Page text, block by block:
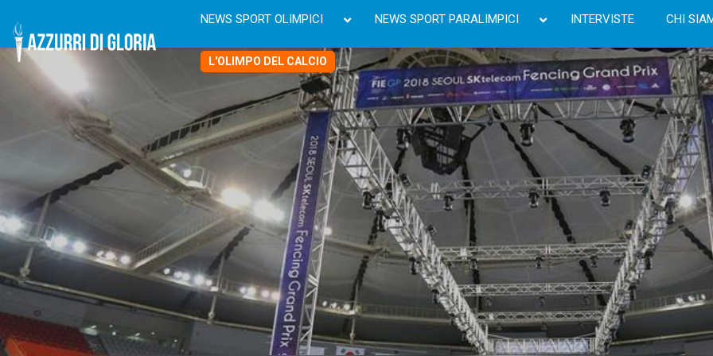
NEWS SPORT OLIMPICI NEWS SPORT PARALIMPICI INTERVISTE CHI
L'OLIMPO DEL CALCIO